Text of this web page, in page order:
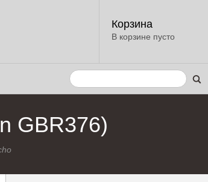
Корзина
В корзине пусто
GBR376)